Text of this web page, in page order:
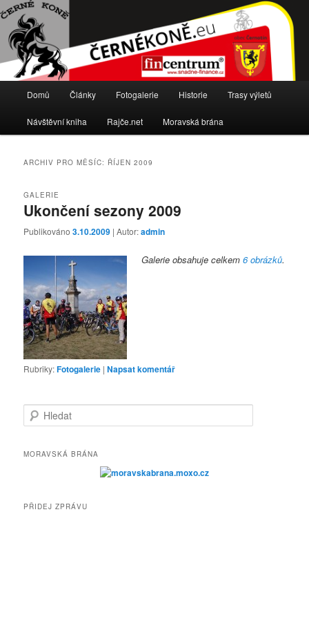
Černé koně
Stránky cyklistického oddílu TJ Sokol Černotín
navigační
Přejít
k
webu
Přejít
k
panelu
Domů Články Fotogalerie Historie Trasy výletů
Návštěvní kniha Rajče.net Moravská brána
ARCHIV PRO MĚSÍC: ŘÍJEN 2009
Ukončení sezony 2009
GALERIE
Publikováno3.10.2009 | Autor:admin
Galerie obsahuje celkem6 obrázků.
Rubriky:Fotogalerie |Napsat komentář
l
d
MORAVSKÁ BRÁNA
PŘIDEJ ZPRÁVU